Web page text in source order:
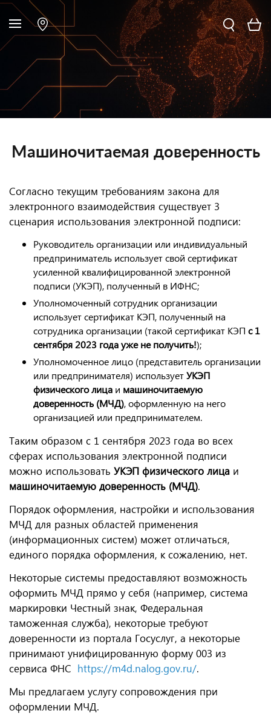
Машиночитаемая доверенность
Согласно текущим требованиям закона для
электронного взаимодействия существует 3
сценария использования электронной подписи:
Руководитель организации или индивидуальный
предприниматель использует свой сертификат
усиленной квалифицированной электронной
подписи (УКЭП), полученный в ИФНС;
Уполномоченный сотрудник организации
использует сертификат КЭП, полученный на
сотрудника организации (такой сертификат КЭП с 1
сентября 2023 года уже не получить!);
Уполномоченное лицо (представитель организации
или предпринимателя) используетУКЭП
физического лица и машиночитаемую
доверенность (МЧД), оформленную на него
организацией или предпринимателем.
Таким образом с 1 сентября 2023 года во всех
сферах использования электронной подписи
можно использовать УКЭП физического лица и
машиночитаемую доверенность (МЧД).
Порядок оформления, настройки и использования
МЧД для разных областей применения
(информационных систем) может отличаться,
единого порядка оформления, к сожалению, нет.
Некоторые системы предоставляют возможность
оформить МЧД прямо у себя (например, система
маркировки Честный знак, Федеральная
таможенная служба), некоторые требуют
доверенности из портала Госуслуг, а некоторые
принимают унифицированную форму 003 из
сервиса ФНС https://m4d.nalog.gov.ru/.
Мы предлагаем услугу сопровождения при
оформлении МЧД.